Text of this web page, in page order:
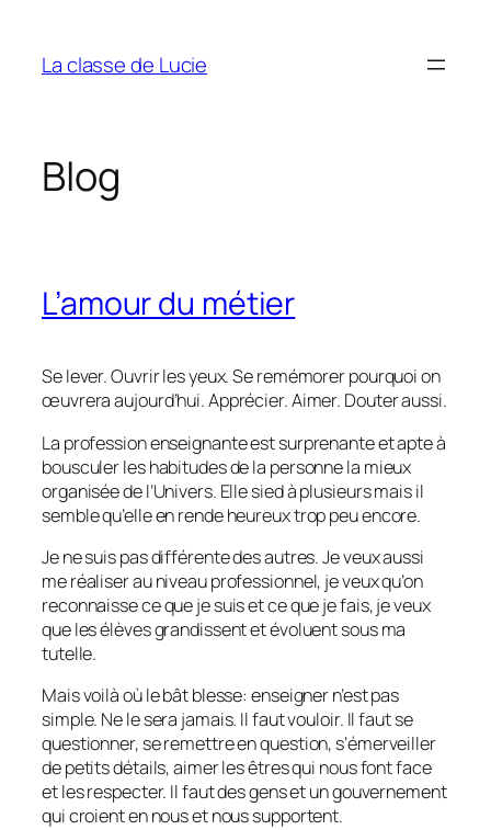
contenu
La classe de Lucie
Blog
L’amour du métier
Se lever. Ouvrir les yeux. Se remémorer pourquoi on
œuvrera aujourd’hui. Apprécier. Aimer. Douter aussi.
La profession enseignante est surprenante et apte à
bousculer les habitudes de la personne la mieux
organisée de l’Univers. Elle sied à plusieurs mais il
semble qu’elle en rende heureux trop peu encore.
Je ne suis pas différente des autres. Je veux aussi
me réaliser au niveau professionnel, je veux qu’on
reconnaisse ce que je suis et ce que je fais, je veux
que les élèves grandissent et évoluent sous ma
tutelle.
Mais voilà où le bât blesse: enseigner n’est pas
simple. Ne le sera jamais. Il faut vouloir. Il faut se
questionner, se remettre en question, s’émerveiller
de petits détails, aimer les êtres qui nous font face
et les respecter. Il faut des gens et un gouvernement
qui croient en nous et nous supportent.